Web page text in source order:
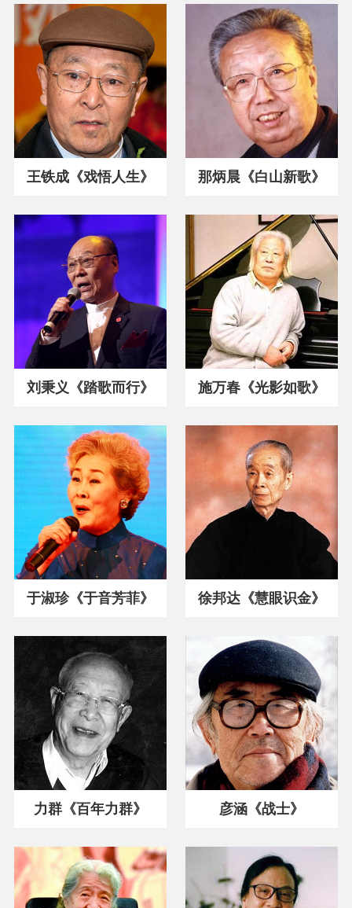
王铁成《戏悟人生》 那炳晨《白山新歌》
刘秉义《踏歌而行》 施万春《光影如歌》
于淑珍《于音芳菲》 徐邦达《慧眼识金》
力群《百年力群》 彦涵《战士》